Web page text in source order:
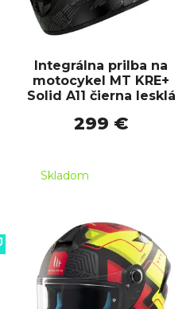
Integrálna prilba na
motocykel MT KRE+
Solid A11 čierna lesklá
299 €
Skladom